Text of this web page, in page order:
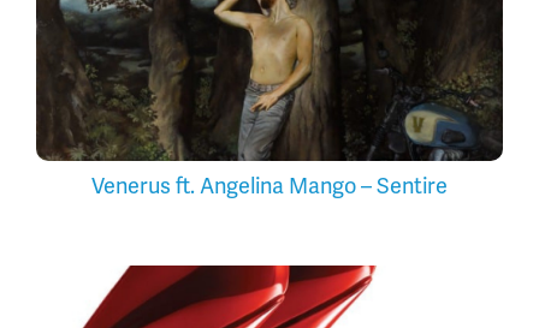
Venerus ft. Angelina Mango – Sentire